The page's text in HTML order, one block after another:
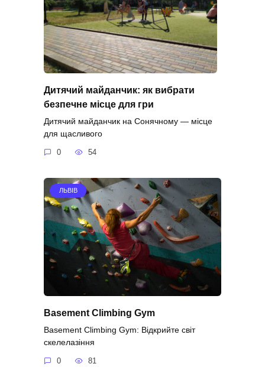
Дитячий майданчик: як вибрати
безпечне місце для гри
Дитячий майданчик на Сонячному — місце
для щасливого
0 54
ЛЬВІВ
Basement Climbing Gym
Basement Climbing Gym: Відкрийте світ
скелелазіння
0 81